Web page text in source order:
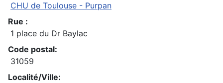
CHU de Toulouse - Purpan
Rue :
1 place du Dr Baylac
Code postal:
31059
Localité/Ville: